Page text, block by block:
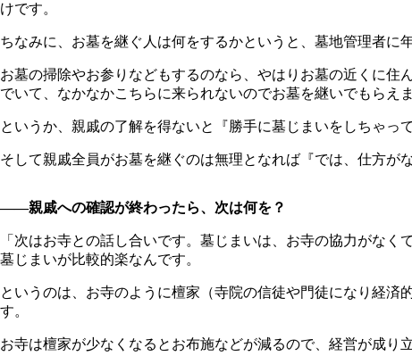
けです。
ちなみに、お墓を継ぐ人は何をするかというと、墓地管理者に
お墓の掃除やお参りなどもするのなら、やはりお墓の近くに
でいて、なかなかこちらに来られないのでお墓を継いでもらえ
というか、親戚の了解を得ないと『勝手に墓じまいをしちゃっ
そして親戚全員がお墓を継ぐのは無理となれば『では、仕方が
――親戚への確認が終わったら、次は何を？
「次はお寺との話し合いです。墓じまいは、お寺の協力がな
墓じまいが比較的楽なんです。
というのは、お寺のように檀家（寺院の信徒や門徒になり経
す。
お寺は檀家が少なくなるとお布施などが減るので、経営が成り